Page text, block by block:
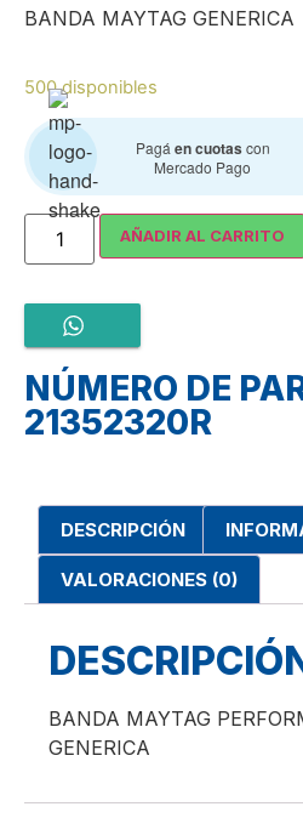
BANDA MAYTAG GENERICA
500 disponibles
Pagáen cuotas con
Mercado Pago
AÑADIR AL CARRITO
NÚMERO DE
21352320R
DESCRIPCIÓN
VALORACIONES (0)
BANDA MAYTAG
GENERICA